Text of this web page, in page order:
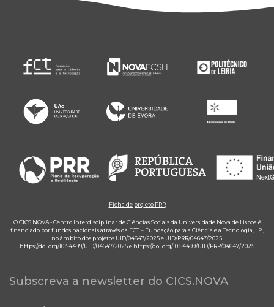
Ficha de projeto PRR
O CICS.NOVA - Centro Interdisciplinar de Ciências Sociais da Universidade Nova de Lisboa é
financiado por fundos nacionais através da FCT – Fundação para a Ciência e a Tecnologia, I.P.,
no âmbito dos projetos UID/04647/2025 e UID/PRR/04647/2025.
https://doi.org/10.54499/UID/04647/2025e https://doi.org/10.54499/UID/PRR/04647/2025
Subscreva a newsletter do CICS.NOVA